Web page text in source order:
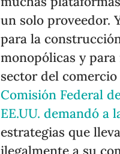
un solo proveedor.
para la
monopólicas y
sector del
Comisión Federal
EE.UU. demandó a
estrategias que
ilegalmente a su